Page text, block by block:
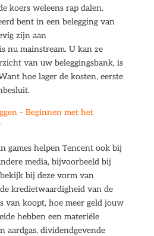
koers weleens rap dalen.
bent in een belegging van
zijn aan
nu mainstream. U kan ze
van uw beleggingsbank, is
hoe lager de kosten, eerste
– Beginnen met het
games helpen Tencent ook bij
media, bijvoorbeeld bij
bij deze vorm van
kredietwaardigheid van de
van koopt, hoe meer geld jouw
hebben een materiële
aardgas, dividendgevende